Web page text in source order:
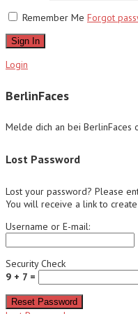
Remember Me Forgot
Sign In
Login
BerlinFaces
Melde dich an bei BerlinFaces
Lost Password
Lost your password? Please
You will receive a link to
Username or E-mail:
Security Check
9 + 7 =
Reset Password